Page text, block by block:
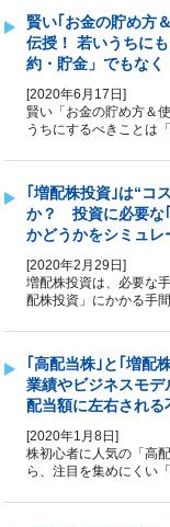
賢い｢お金の貯め方
伝授！ 若いうちに
約・貯金」でもなく
[2020年6月17日]
賢い「お金の貯め方＆
うちにするべきことは
｢増配株投資｣は“コ
か？ 投資に必要な｢
かどうかをシミュレ
[2020年2月29日]
増配株投資は、必要な
配株投資」にかかる手
｢高配当株｣と｢増配
業績やビジネスモデ
配当額に左右される
[2020年1月8日]
株初心者に人気の「高
ら、注目を集めにくい